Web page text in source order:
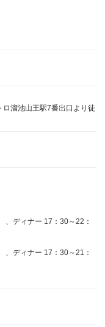
溜池山王駅7番出口より徒
、ディナー 17：30～22：
、ディナー 17：30～21：